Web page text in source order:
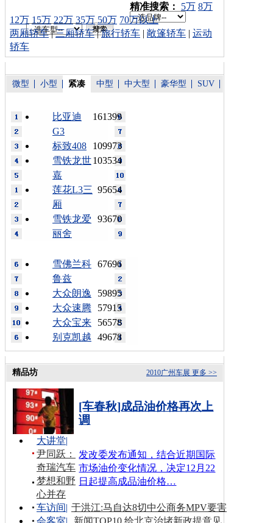
车型搜索：
精准搜索： 5万 8万
12万 15万 22万 35万 50万 70万以上
两厢轿车|三厢轿车|旅行轿车 | 敞篷轿车 | 运动
轿车
微型 小型 紧凑 中型 中大型 豪华型 SUV
161399
比亚迪
G3
109973
标致408
103534
雪铁龙世
嘉
95654
莲花L3三
厢
93670
雪铁龙爱
丽舍
67696
雪佛兰科
鲁兹
59895
大众朗逸
57915
大众速腾
56578
大众宝来
49678
别克凯越
更多 >>
2010广州车展
精品坊
[车春秋]成品油价格再次上
调
发改委发布通知，结合近期国际
市场油价变化情况，决定12月22
日起提高成品油价格…
大讲堂|
尹同跃：
奇瑞汽车
梦想和野
心并存
车访间| 于洪江:马自达8切中公商务MPV要害